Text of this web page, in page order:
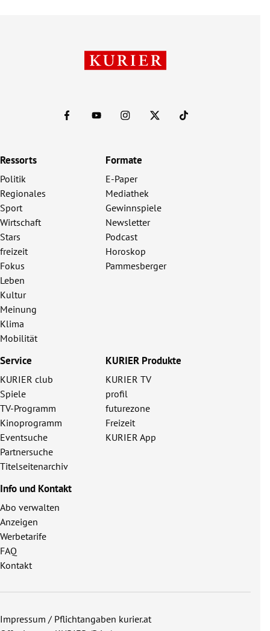
Ressorts
Politik
Regionales
Sport
Wirtschaft
Stars
freizeit
Fokus
Leben
Kultur
Meinung
Klima
Mobilität
Formate
E-Paper
Mediathek
Gewinnspiele
Newsletter
Podcast
Horoskop
Pammesberger
Service
KURIER club
Spiele
TV-Programm
Kinoprogramm
Eventsuche
Partnersuche
Titelseitenarchiv
KURIER Produkte
KURIER TV
profil
futurezone
Freizeit
KURIER App
Info und Kontakt
Abo verwalten
Anzeigen
Werbetarife
FAQ
Kontakt
Impressum / Pflichtangaben kurier.at